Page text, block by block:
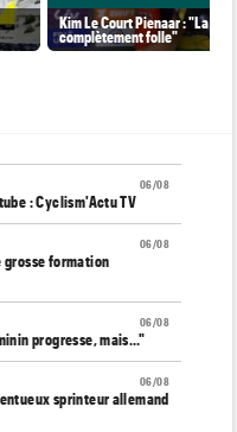
Kim Le Court Pienaar : "La
complètement folle"
06/08
: Cyclism'Actu TV
06/08
grosse formation
06/08
progresse, mais…"
06/08
sprinteur allemand